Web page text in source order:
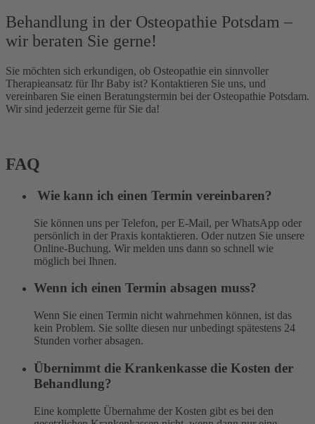
Behandlung in der Osteopathie Potsdam –
wir beraten Sie gerne!
Sie möchten sich erkundigen, ob Osteopathie ein sinnvoller
Therapieansatz für Ihr Baby ist? Kontaktieren Sie uns, und
vereinbaren Sie einen Beratungstermin bei der Osteopathie Potsdam.
Wir sind jederzeit gerne für Sie da!
FAQ
Wie kann ich einen Termin vereinbaren?
Sie können uns per Telefon, per E-Mail, per WhatsApp oder
persönlich in der Praxis kontaktieren. Oder nutzen Sie unsere
Online-Buchung. Wir melden uns dann so schnell wie
möglich bei Ihnen.
Wenn ich einen Termin absagen muss?
Wenn Sie einen Termin nicht wahrnehmen können, ist das
kein Problem. Sie sollte diesen nur unbedingt spätestens 24
Stunden vorher absagen.
Übernimmt die Krankenkasse die Kosten der
Behandlung?
Eine komplette Übernahme der Kosten gibt es bei den